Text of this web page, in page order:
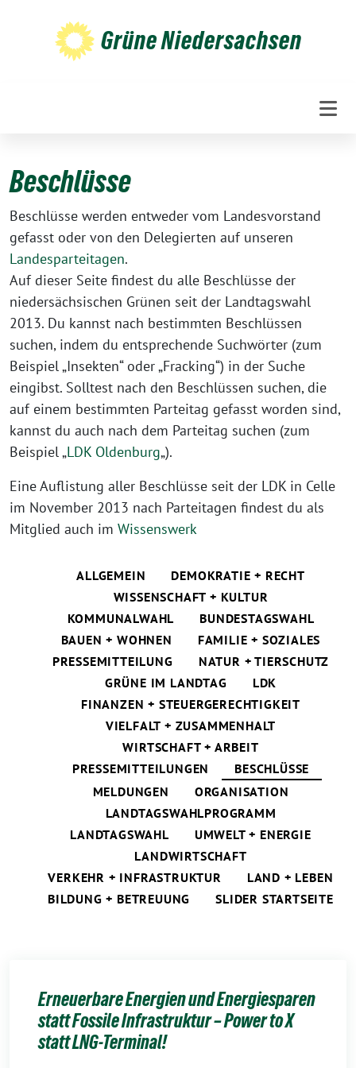
Grüne Niedersachsen
Beschlüsse
Beschlüsse werden entweder vom Landesvorstand
gefasst oder von den Delegierten auf unseren
Landesparteitagen.
Auf dieser Seite findest du alle Beschlüsse der
niedersächsischen Grünen seit der Landtagswahl
2013. Du kannst nach bestimmten Beschlüssen
suchen, indem du entsprechende Suchwörter (zum
Beispiel „Insekten“ oder „Fracking“) in der Suche
eingibst. Solltest nach den Beschlüssen suchen, die
auf einem bestimmten Parteitag gefasst worden sind,
kannst du auch nach dem Parteitag suchen (zum
Beispiel „LDK Oldenburg„).
Eine Auflistung aller Beschlüsse seit der LDK in Celle
im November 2013 nach Parteitagen findest du als
Mitglied auch im Wissenswerk
ALLGEMEIN
DEMOKRATIE + RECHT
WISSENSCHAFT + KULTUR
KOMMUNALWAHL
BUNDESTAGSWAHL
BAUEN + WOHNEN
FAMILIE + SOZIALES
PRESSEMITTEILUNG
NATUR + TIERSCHUTZ
GRÜNE IM LANDTAG
LDK
FINANZEN + STEUERGERECHTIGKEIT
VIELFALT + ZUSAMMENHALT
WIRTSCHAFT + ARBEIT
PRESSEMITTEILUNGEN
BESCHLÜSSE
MELDUNGEN
ORGANISATION
LANDTAGSWAHLPROGRAMM
LANDTAGSWAHL
UMWELT + ENERGIE
LANDWIRTSCHAFT
VERKEHR + INFRASTRUKTUR
LAND + LEBEN
BILDUNG + BETREUUNG
SLIDER STARTSEITE
Erneuerbare Energien und Energiesparen
statt Fossile Infrastruktur – Power to X
statt LNG-Terminal!